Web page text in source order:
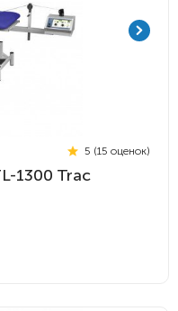
5 (15 оценок)
1300 Trac